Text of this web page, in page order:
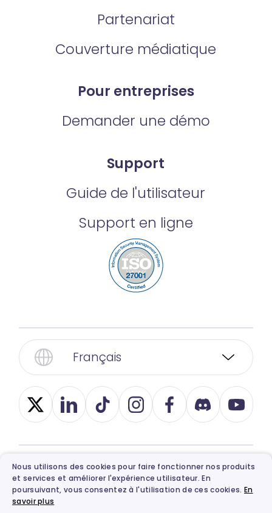
Partenariat
Couverture médiatique
Pour entreprises
Demander une démo
Support
Guide de l'utilisateur
Support en ligne
Français
© 2026, Vidnoz. Tous droits réservés.
Confidentialité,Conditions,EthicsetPolitique
Nous utilisons des cookies pour faire fonctionner nos produits
et services et améliorer l'expérience utilisateur. En
poursuivant, vous consentez à l'utilisation de ces cookies. En
savoir plus